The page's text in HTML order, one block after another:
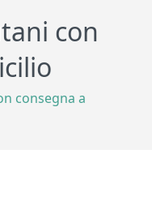
con
consegna a